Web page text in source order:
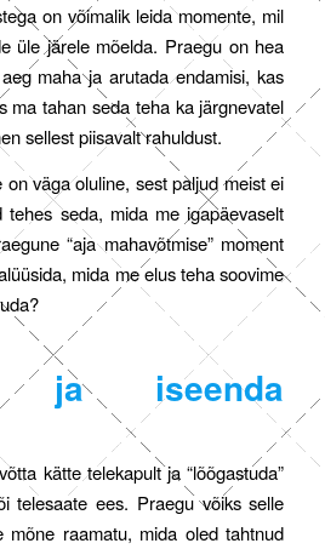
on võimalik leida momente, mil
üle järele mõelda. Praegu on hea
maha ja arutada endamisi, kas
ma tahan seda teha ka järgnevatel
sellest piisavalt rahuldust.
väga oluline, sest paljud meist ei
tehes seda, mida me igapäevaselt
“aja mahavõtmise” moment
mida me elus teha soovime
ja iseenda
kätte telekapult ja “lõõgastuda”
telesaate ees. Praegu võiks selle
mõne raamatu, mida oled tahtnud